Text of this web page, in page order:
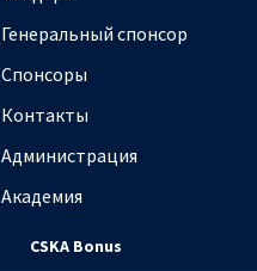
Генеральный спонсор
Спонсоры
Контакты
Администрация
Академия
CSKA Bonus